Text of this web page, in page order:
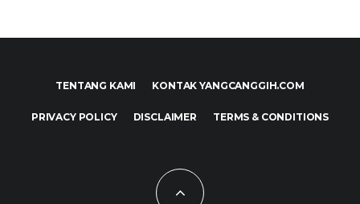
TENTANG KAMI KONTAK YANGCANGGIH.COM
PRIVACY POLICY DISCLAIMER TERMS & CONDITIONS